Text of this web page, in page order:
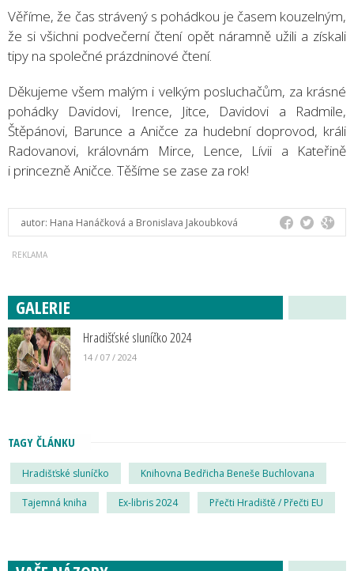
Věříme, že čas strávený s pohádkou je časem kouzelným,
že si všichni podvečerní čtení opět náramně užili a získali
tipy na společné prázdninové čtení.
Děkujeme všem malým i velkým posluchačům, za krásné
pohádky Davidovi, Irence, Jitce, Davidovi a Radmile,
Štěpánovi, Barunce a Aničce za hudební doprovod, králi
Radovanovi, královnám Mirce, Lence, Lívii a Kateřině
i princezně Aničce. Těšíme se zase za rok!
autor: Hana Hanáčková a Bronislava Jakoubková
GALERIE
Hradišťské sluníčko 2024
14 / 07 / 2024
TAGY ČLÁNKU
Hradišťské sluníčko Knihovna Bedřicha Beneše Buchlovana
Tajemná kniha Ex-libris 2024 Přečti Hradiště / Přečti EU